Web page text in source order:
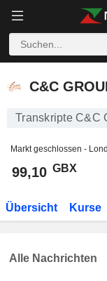
C&C GROUP
C&C
Transkripte C&C
Markt geschlossen -
99,10 GBX
Übersicht Kurse
Alle Nachrichten